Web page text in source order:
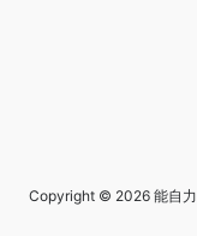
Copyright © 2026 能自力